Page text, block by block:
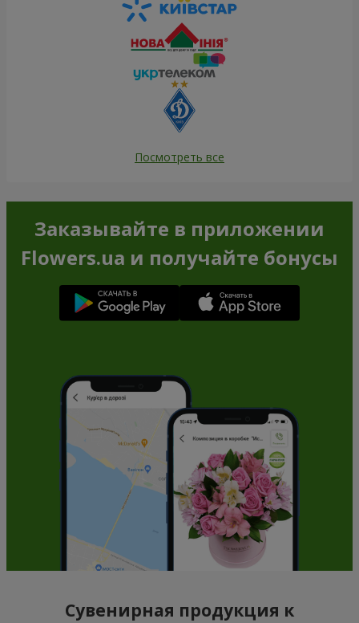
Посмотреть все
Заказывайте в приложении
Flowers.ua и получайте бонусы
Сувенирная продукция к